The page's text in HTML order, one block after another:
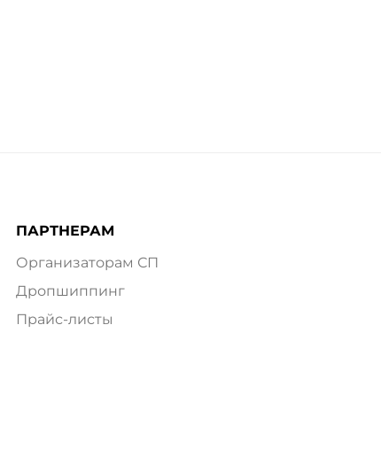
ПАРТНЕРАМ
Организаторам СП
Дропшиппинг
Прайс-листы